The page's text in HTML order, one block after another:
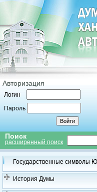
Авторизация
Логин
Пароль
Поиск
расширенный поиск
Государственные символы
История Думы